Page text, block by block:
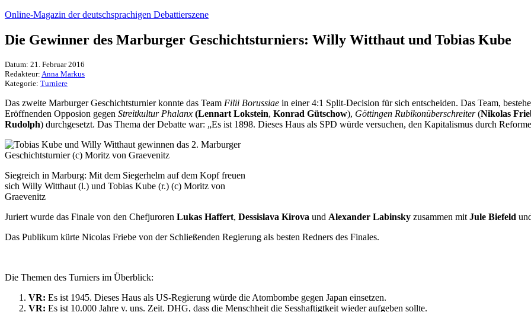
Online-Magazin der deutschsprachigen Debattierszene
Die Gewinner des Marburger Geschichtsturniers: Willy Witthaut und Tobias Kube
Datum: 21. Februar 2016
Redakteur: Anna Markus
Kategorie: Turniere
Das zweite Marburger Geschichtsturnier konnte das Team Filii Borussiae in einer 4:1 Split-Decision für sich entscheiden. Das Team,
Eröffnenden Opposion gegen Streitkultur Phalanx (Lennart Lokstein, Konrad Gütschow), Göttingen Rubikonüberschreiter(Nikolas
Rudolph) durchgesetzt. Das Thema der Debatte war: „Es ist 1898. Dieses Haus als SPD würde versuchen, den Kapitalismus durch
Siegreich in Marburg: Mit dem Siegerhelm auf dem Kopf freuen
sich Willy Witthaut (l.) und Tobias Kube (r.) (c) Moritz von
Graevenitz
Juriert wurde das Finale von den Chefjuroren Lukas Haffert, Dessislava Kirova und Alexander Labinsky zusammen mit Jule Biefeld
Das Publikum kürte Nicolas Friebe von der Schließenden Regierung als besten Redners des Finales.
Die Themen des Turniers im Überblick:
VR: Es ist 1945. Dieses Haus als US-Regierung würde die Atombombe gegen Japan einsetzen.
VR: Es ist 10.000 Jahre v. uns. Zeit. DHG, dass die Menschheit die Sesshaftigtkeit wieder aufgeben sollte.